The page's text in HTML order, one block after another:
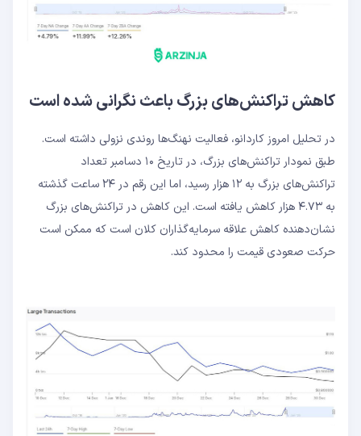
کاهش تراکنش‌های بزرگ باعث نگرانی شده است
در تحلیل امروز کاردانو، فعالیت نهنگ‌ها روندی نزولی داشته است.
طبق نمودار تراکنش‌های بزرگ، در تاریخ ۱۰ دسامبر تعداد
تراکنش‌های بزرگ به ۱۲ هزار رسید، اما این رقم در ۲۴ ساعت گذشته
به ۴.۷۳ هزار کاهش یافته است. این کاهش در تراکنش‌های بزرگ
نشان‌دهنده کاهش علاقه سرمایه‌گذاران کلان است که ممکن است
حرکت صعودی قیمت را محدود کند.